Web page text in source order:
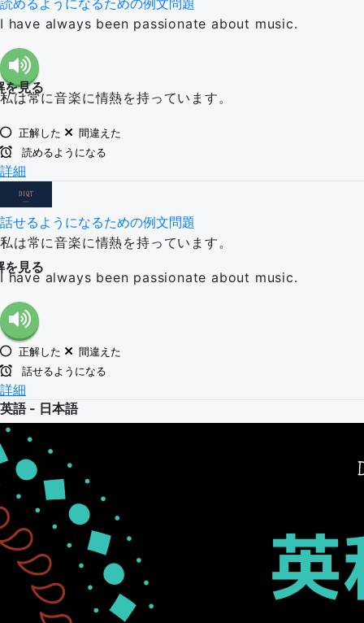
読めるようになるための例文問題
I have always been passionate about music.
を見る
私は常に音楽に情熱を持っています。
正解した
間違えた
読めるようになる
詳細
話せるようになるための例文問題
私は常に音楽に情熱を持っています。
を見る
I have always been passionate about music.
正解した
間違えた
話せるようになる
詳細
英語 - 日本語